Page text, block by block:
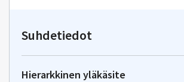
Suhdetiedot
Hierarkkinen yläkäsite